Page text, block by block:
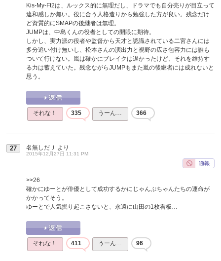
Kis-My-Ft2は、ルックス的に無理だし、ドラマでも自分売りが目立って
違和感しか無い。役に合う人格造りから勉強した方が良い。残念だけ
ど資質的にSMAPの後継者は無理。
JUMPは、中島くんの役者としての開眼に期待。
しかし、実力派の役者や監督から天才と認識されている二宮さんには
多分追い付け無いし、松本さんの演出力と視野の広さ包容力には誰も
ついて行けない。嵐は確かにブレイクは遅かったけど、それを維持す
る力は蓄えていた。残念ながらJUMPもまた嵐の後継者には成れないと
思う。
それな！ 335 うーん… 366
27 名無しだＪ より
2015年12月27日 11:31 PM
>>26
確かにゆーとが俳優として成功するかにじゃんぷちゃんたちの運命が
かかってそう。
ゆーとで人気掘り起こさないと、永遠に山田の1枚看板…
それな！ 411 うーん… 96